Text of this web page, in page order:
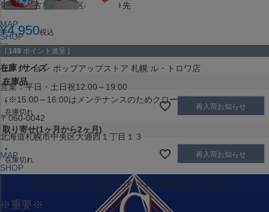
愛知県名古屋市中村区椿町６−９先
MAP
SHOP
セレクション ポップアップストア 札幌 ル・トロワ店
営業：平日・土日祝12:00～19:00
（※15:00～16:00はメンテナンスのためクローズ）
〒060-0042
北海道札幌市中央区大通西１丁目１３
MAP
SHOP
¥4,950税込
[ 149 ポイント進呈 ]
在庫 サイズ
在庫品
-
在庫切れ
再入荷お知らせ
取り寄せ(1ヶ月から2ヶ月)
-
在庫切れ
再入荷お知らせ
申し訳ございません。ただいま在庫がございません。
※重要※